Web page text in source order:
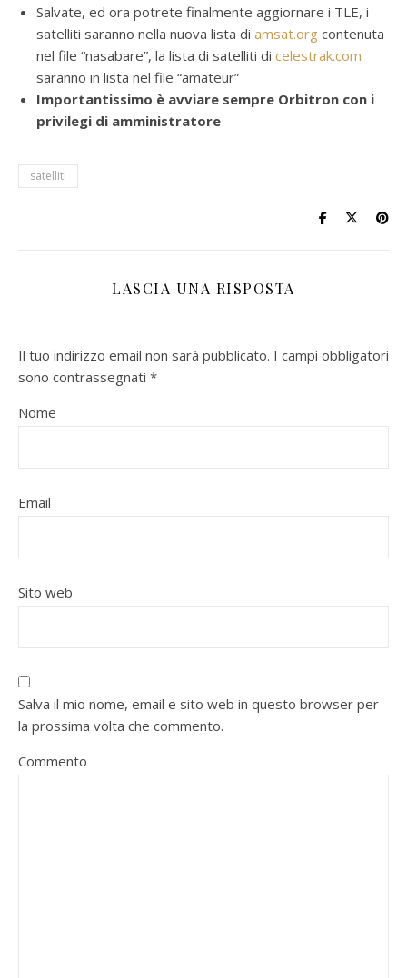
Salvate, ed ora potrete finalmente aggiornare i TLE, i
satelliti saranno nella nuova lista di amsat.org contenuta
nel file “nasabare”, la lista di satelliti di celestrak.com
saranno in lista nel file “amateur”
Importantissimo è avviare sempre Orbitron con i
privilegi di amministratore
satelliti
LASCIA UNA RISPOSTA
Il tuo indirizzo email non sarà pubblicato. I campi obbligatori
sono contrassegnati *
Nome
Email
Sito web
Salva il mio nome, email e sito web in questo browser per
la prossima volta che commento.
Commento